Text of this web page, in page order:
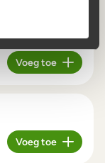
Aantal
Voeg toe
Aantal
Voeg toe